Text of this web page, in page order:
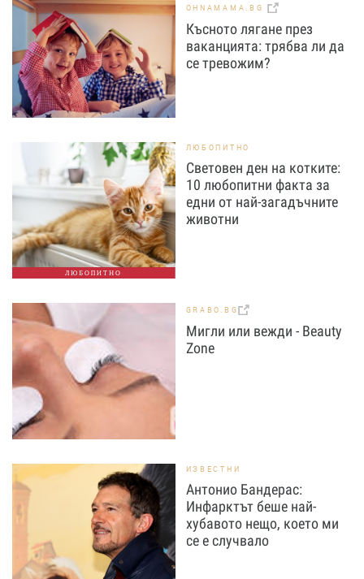
OHNAMAMA.BG
Късното лягане през
ваканцията: трябва ли да
се тревожим?
ЛЮБОПИТНО
ЛЮБОПИТНО
Световен ден на котките:
10 любопитни факта за
едни от най-загадъчните
животни
GRABO.BG
Мигли или вежди - Beauty
Zone
ИЗВЕСТНИ
Антонио Бандерас:
Инфарктът беше най-
хубавото нещо, което ми
се е случвало